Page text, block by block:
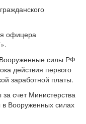
офицера
Вооруженные силы РФ
действия первого
заработной платы.
счет Министерства
Вооруженных силах